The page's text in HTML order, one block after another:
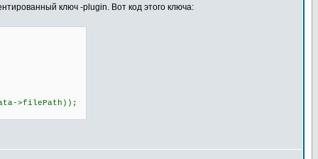
ключ -plugin. Вот код этого ключа:
>filePath));